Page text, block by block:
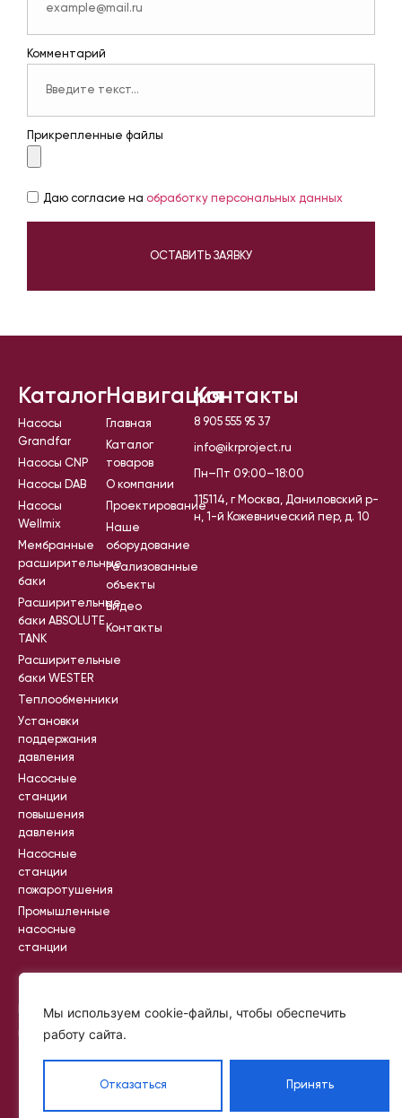
Мы используем cookie-файлы, чтобы обеспечить
работу сайта.
Отказаться Принять
Комментарий
Прикрепленные файлы
Даю согласие на обработку персональных данных
ОСТАВИТЬ ЗАЯВКУ
Каталог
Насосы
Grandfar
Насосы CNP
Насосы DAB
Насосы
Wellmix
Мембранные
расширительные
баки
Расширительные
баки ABSOLUTE
TANK
Расширительные
баки WESTER
Теплообменники
Установки
поддержания
давления
Насосные
станции
повышения
давления
Насосные
станции
пожаротушения
Промышленные
насосные
станции
Навигация
Главная
Каталог
товаров
О компании
Проектирование
Наше
оборудование
Реализованные
объекты
Видео
Контакты
Контакты
8 905 555 95 37
info@ikrproject.ru
Пн–Пт 09:00–18:00
115114, г Москва, Даниловский р-
н, 1-й Кожевнический пер, д. 10
Вся информация на сайте носит
справочный характер и не является
публичной офертой, определяемой
статьей 437 ГК РФ
—
2025
PROJECT
Политик
конфиде